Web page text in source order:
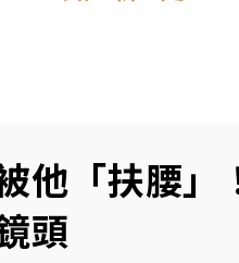
他「扶腰
頭